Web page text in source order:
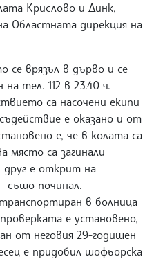
Крислово и Динк,
Областната дирекция на
се врязъл в дърво и се
тел. 112 в 23.40 ч.
са насочени екипи
е оказано и от
е, че в колата са
място са загинали
е открит на
също починал.
в болница
е установено,
от неговия 29-годишен
е придобил шофьорска